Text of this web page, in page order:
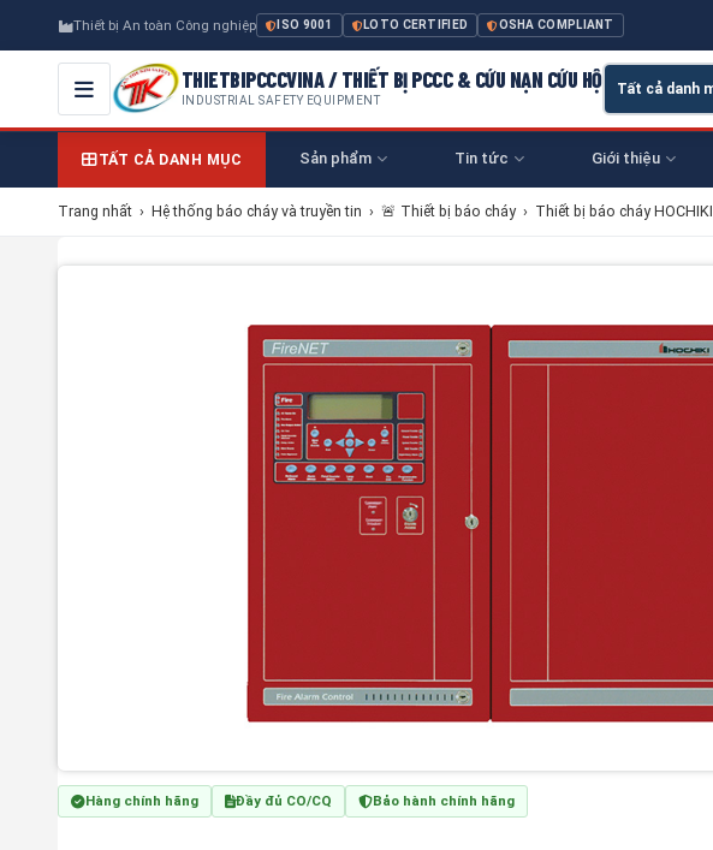
Thiết bị An toàn Công nghiệp ISO 9001 LOTO CERTIFIED OSHA COMPLIANT
THIETBIPCCCVINA / THIẾT BỊ PCCC & CỨU NẠN CỨU HỘ
INDUSTRIAL SAFETY EQUIPMENT
TẤT CẢ DANH MỤC Sản phẩm Tin tức Giới thiệu
Trang nhất › Hệ thống báo cháy và truyền tin › 🚨 Thiết bị báo cháy › Thiết bị báo cháy HOCHIKI
Hàng chính hãng Đầy đủ CO/CQ Bảo hành chính hãng